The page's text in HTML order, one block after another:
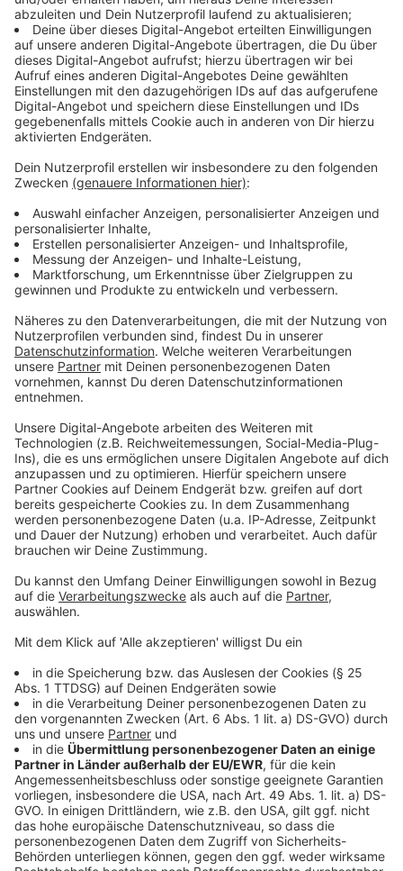
setzte ein, und machte vor allem die
Kopfsteinpflaster-Passagen knifflig, wie Philipsen nach
dem Rennen zugab.
Anzeige
Sprinter, blieb aber zum Glück unverletzt. Auf der
am wie schon der sichere Sieger aussehenden De Lie
vorbei und ist damit der erste Fahrer nach Marcel
Kittel, der beim Giro seinen Vorjahressieg wiederholen
konnte.
Anzeige
Gestartet wurde das 192 Kilometer lange Rennen in
Stromberg bei Oelde. Über die Kreise Warendorf und
Steinfurt ging es nach Münster. Erstmals mit dabei war
auch Greven. Dort war der Fan-Andrang so groß, dass
Rennleiter Fabian Wegmann imANTENNE MÜNSTER
Interview nach dem Rennen erklärte, Greven sei im
nächsten Jahr auch mit einem Zwischensprint dabei.
Anzeige
7.500 Starter:innen sorgen für Rekord bei
den "LeezenCups"
Anzeige
Auch neben dem Profi-Rennen war es eine mehr als
gelungene Ausgabe. 7.500 Hobbysportler:innen - so
viele wie noch nie, fuhren bei den drei "LeezenCups"
mit. In diesem Bereich gilt das Motto "The Sky Is The
Limit" - immerhin schloss Wegmann gegenüber
ANTENNE MÜNSTERnicht aus, dass die Startfelder
in Zukunft noch größer werden könnten. Der Bedarf sei